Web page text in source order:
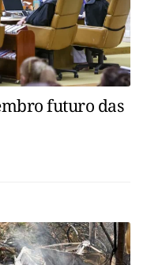
futuro das